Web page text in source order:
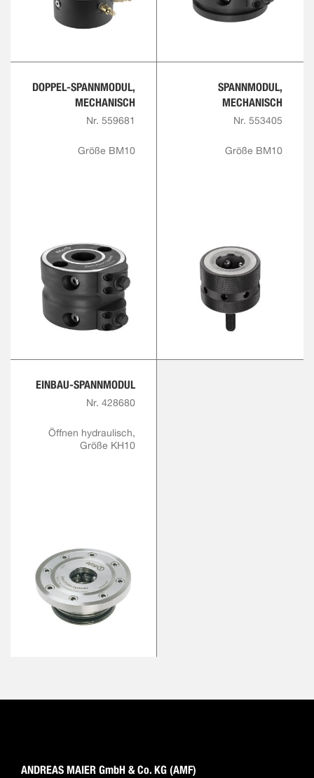
DOPPEL-SPANNMODUL,
MECHANISCH
Nr. 559681
Größe BM10
SPANNMODUL,
MECHANISCH
Nr. 553405
Größe BM10
EINBAU-SPANNMODUL
Nr. 428680
Öffnen hydraulisch,
Größe KH10
ANDREAS MAIER GmbH & Co. KG (AMF)